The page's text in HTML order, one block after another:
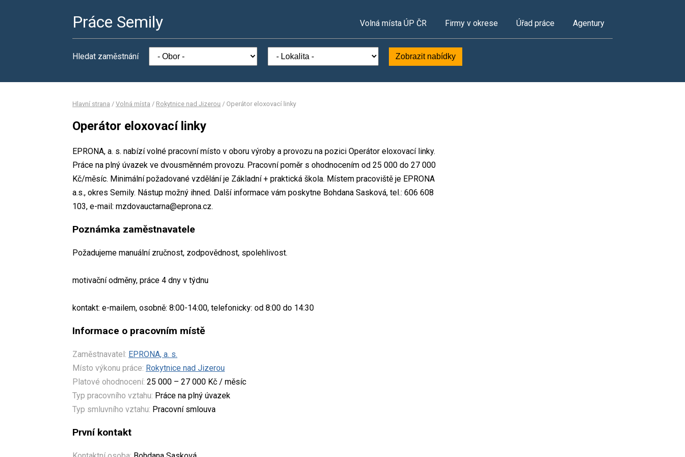
Práce Semily Volná místa ÚP ČR Firmy v okrese Úřad práce Agentury
Hledat zaměstnání Zobrazit nabídky
Hlavní strana / Volná místa / Rokytnice nad Jizerou / Operátor eloxovací linky
Operátor eloxovací linky
EPRONA, a. s. nabízí volné pracovní místo v oboru výroby a provozu na pozici Operátor eloxovací linky.
Práce na plný úvazek ve dvousměnném provozu. Pracovní poměr s ohodnocením od 25 000 do 27 000
Kč/měsíc. Minimální požadované vzdělání je Základní + praktická škola. Místem pracoviště je EPRONA
a.s., okres Semily. Nástup možný ihned. Další informace vám poskytne Bohdana Sasková, tel.: 606 608
103, e-mail: mzdovauctarna@eprona.cz.
Poznámka zaměstnavatele
Požadujeme manuální zručnost, zodpovědnost, spolehlivost.
motivační odměny, práce 4 dny v týdnu
kontakt: e-mailem, osobně: 8:00-14:00, telefonicky: od 8:00 do 14:30
Informace o pracovním místě
Zaměstnavatel: EPRONA, a. s.
Místo výkonu práce: Rokytnice nad Jizerou
Platové ohodnocení: 25 000 – 27 000 Kč / měsíc
Typ pracovního vztahu: Práce na plný úvazek
Typ smluvního vztahu: Pracovní smlouva
První kontakt